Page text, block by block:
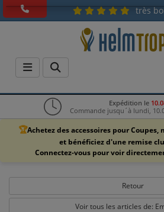
très
Expédition le
Commande jusqu´à lundi,
🏆Achetez des accessoires pour
et bénéficiez d'une remise
Connectez-vous pour voir
Retour
Voir tous les articles de: